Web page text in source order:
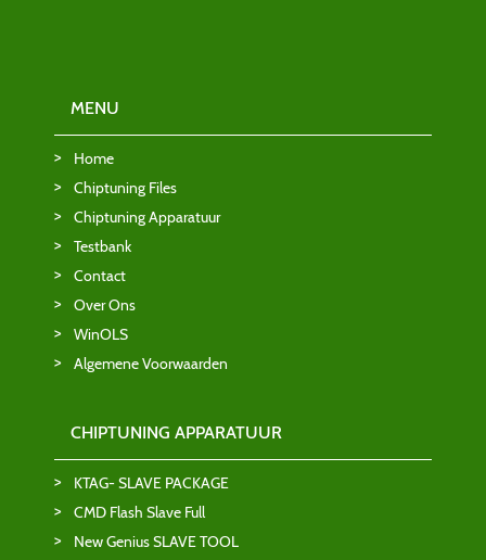
MENU
Home
Chiptuning Files
Chiptuning Apparatuur
Testbank
Contact
Over Ons
WinOLS
Algemene Voorwaarden
CHIPTUNING APPARATUUR
KTAG- SLAVE PACKAGE
CMD Flash Slave Full
New Genius SLAVE TOOL